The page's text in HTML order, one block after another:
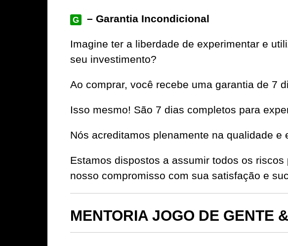
G – Garantia Incondicional
Imagine ter a liberdade de experimentar e
seu investimento?
Ao comprar, você recebe uma garantia de 7
Isso mesmo! São 7 dias completos para
Nós acreditamos plenamente na qualidade e
Estamos dispostos a assumir todos os
nosso compromisso com sua satisfação e
MENTORIA JOGO DE GENTE